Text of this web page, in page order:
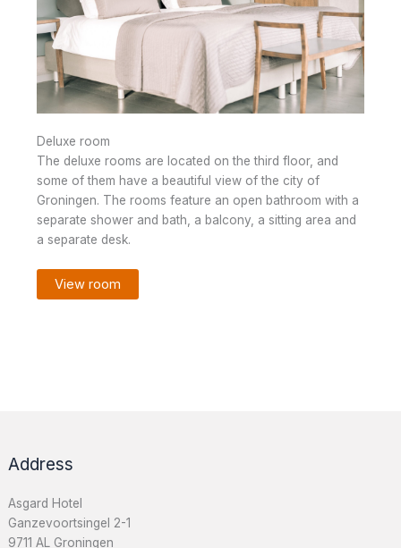
Deluxe room
The deluxe rooms are located on the third floor, and
some of them have a beautiful view of the city of
Groningen. The rooms feature an open bathroom with a
separate shower and bath, a balcony, a sitting area and
a separate desk.
View room
Address
Asgard Hotel
Ganzevoortsingel 2-1
9711 AL Groningen